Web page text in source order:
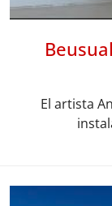
El artista